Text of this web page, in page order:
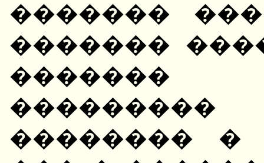
�������
�������
���������
�������� �